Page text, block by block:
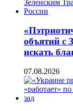
объятий с
искать
07.08.2026